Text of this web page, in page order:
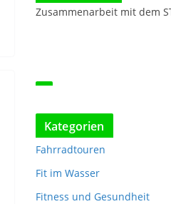
Zusammenarbeit mit dem
Kategorien
Fahrradtouren
Fit im Wasser
Fitness und Gesundheit